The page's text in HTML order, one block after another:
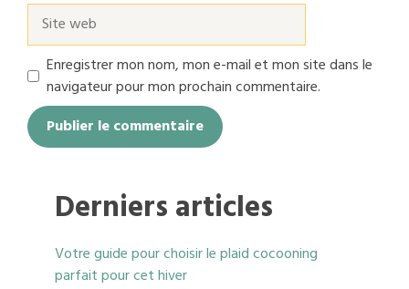
Site
web
Enregistrer mon nom, mon e-mail et mon site dans le
navigateur pour mon prochain commentaire.
Derniers articles
Votre guide pour choisir le plaid cocooning
parfait pour cet hiver